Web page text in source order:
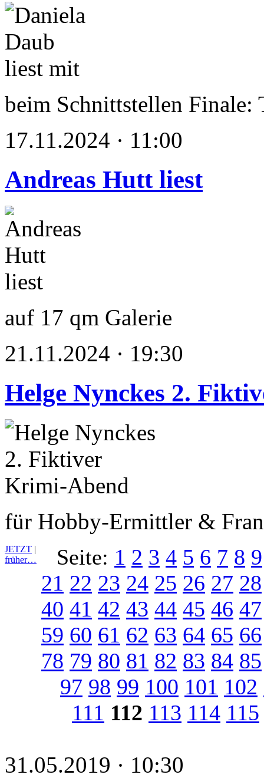
beim Schnittstellen Finale:
17.11.2024 · 11:00
Andreas Hutt liest
auf 17 qm Galerie
21.11.2024 · 19:30
Helge Nynckes 2.
für Hobby-Ermittler &
JETZT |
früher…
Seite: 1 2 3 4 5 6 7 8 9
21 22 23 24 25 26 27 28
40 41 42 43 44 45 46 47
59 60 61 62 63 64 65 66
78 79 80 81 82 83 84 85
97 98 99 100 101 102
111 112 113 114 115
31.05.2019 · 10:30